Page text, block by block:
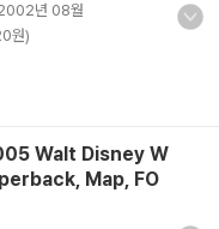
년 08월
원)
Walt Disney W
Map, FO